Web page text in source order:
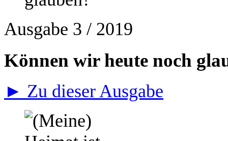
Ausgabe 3 / 2019
Können wir heute noch
► Zu dieser Ausgabe